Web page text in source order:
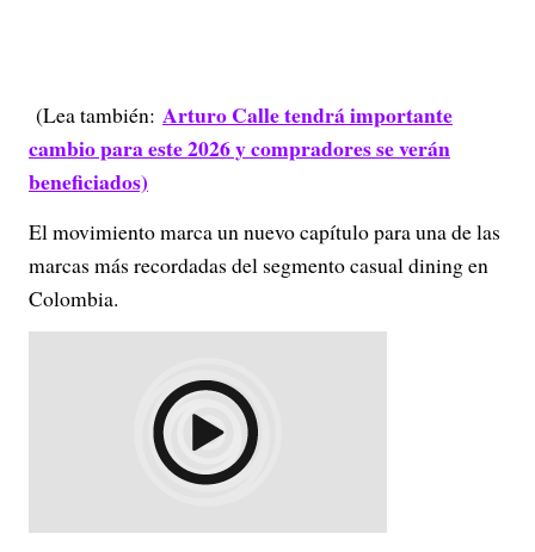
(Lea también: Arturo Calle tendrá importante
cambio para este 2026 y compradores se verán
beneficiados)
El movimiento marca un nuevo capítulo para una de las
marcas más recordadas del segmento casual dining en
Colombia.